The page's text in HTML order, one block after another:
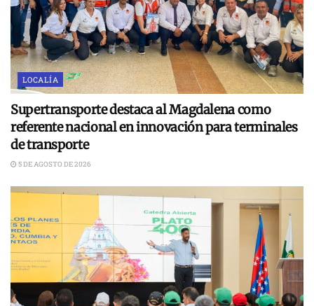
LOCALÍA
Supertransporte destaca al Magdalena como
referente nacional en innovación para terminales
de transporte
5 DE AGOSTO DE 2026